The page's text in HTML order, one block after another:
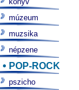
múzeum
muzsika
népzene
POP-ROCK
pszicho